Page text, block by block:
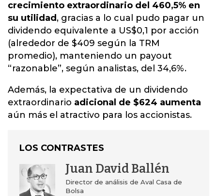
crecimiento extraordinario del 460,5% en
su utilidad , gracias a lo cual pudo pagar un
dividendo equivalente a US$0,1 por acción
(alrededor de $409 según la TRM
promedio), manteniendo un payout
“razonable”, según analistas, del 34,6%.
Además, la expectativa de un dividendo
extraordinario adicional de $624 aumenta
aún más el atractivo para los accionistas.
LOS CONTRASTES
Juan David Ballén
Director de análisis de Aval Casa de
Bolsa